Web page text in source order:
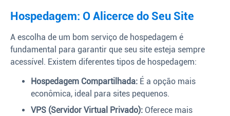
Hospedagem: O Alicerce do Seu Site
A escolha de um bom serviço de hospedagem é
fundamental para garantir que seu site esteja sempre
acessível. Existem diferentes tipos de hospedagem:
Hospedagem Compartilhada: É a opção mais
econômica, ideal para sites pequenos.
VPS (Servidor Virtual Privado): Oferece mais